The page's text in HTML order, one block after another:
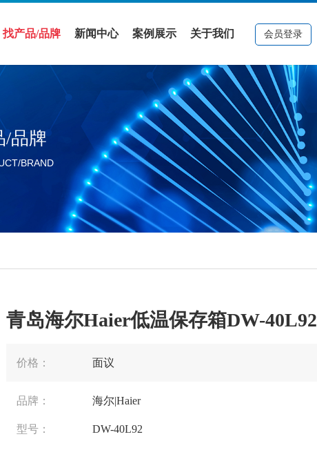
会员登录
找产品/品牌 新闻中心
公司新闻
活动展会
行业新闻
分公司新闻
案例展示
案例展示
解决方案
关于我们
公司简介
品牌资质
/品牌
BRAND
青岛海尔Haier低温保存箱DW-40L92
价格： 面议
品牌： 海尔|Haier
型号： DW-40L92